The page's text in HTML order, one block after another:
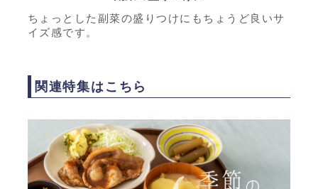
ちょっとした副菜の盛りつけにもちょうど良いサ
イズ感です。
関連特集はこちら